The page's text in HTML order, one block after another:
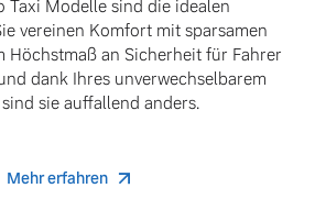
Taxi Modelle sind die idealen
vereinen Komfort mit sparsamen
Höchstmaß an Sicherheit für Fahrer
dank Ihres unverwechselbarem
sie auffallend anders.
Mehr erfahren